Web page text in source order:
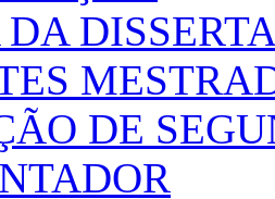
DA
DE